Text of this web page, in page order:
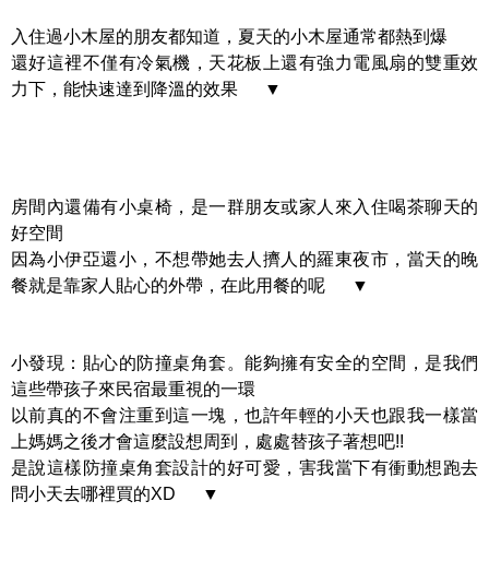
入住過小木屋的朋友都知道，夏天的小木屋通常都熱到爆
還好這裡不僅有冷氣機，天花板上還有強力電風扇的雙重效
力下，能快速達到降溫的效果 ▼
房間內還備有小桌椅，是一群朋友或家人來入住喝茶聊天的
好空間
因為小伊亞還小，不想帶她去人擠人的羅東夜市，當天的晚
餐就是靠家人貼心的外帶，在此用餐的呢 ▼
小發現：貼心的防撞桌角套。能夠擁有安全的空間，是我們
這些帶孩子來民宿最重視的一環
以前真的不會注重到這一塊，也許年輕的小天也跟我一樣當
上媽媽之後才會這麼設想周到，處處替孩子著想吧!!
是說這樣防撞桌角套設計的好可愛，害我當下有衝動想跑去
問小天去哪裡買的XD ▼